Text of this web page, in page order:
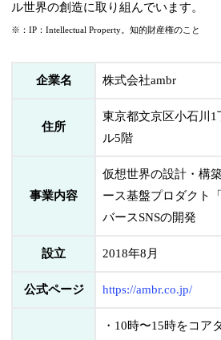
ル世界の創造に取り組んでいます。
※：IP：Intellectual Property。知的財産権のこと
企業名 株式会社ambr
住所
東京都文京区小石川
ル5階
事業内容
仮想世界の設計・構
ース基盤プロダクト
バースSNSの開発
設立 2018年8月
公式ページ https://ambr.co.jp/
・10時〜15時をコア